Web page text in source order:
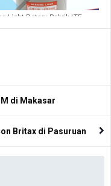
Light Rotary Pabrik LTE
di Makasar
Britax di Pasuruan